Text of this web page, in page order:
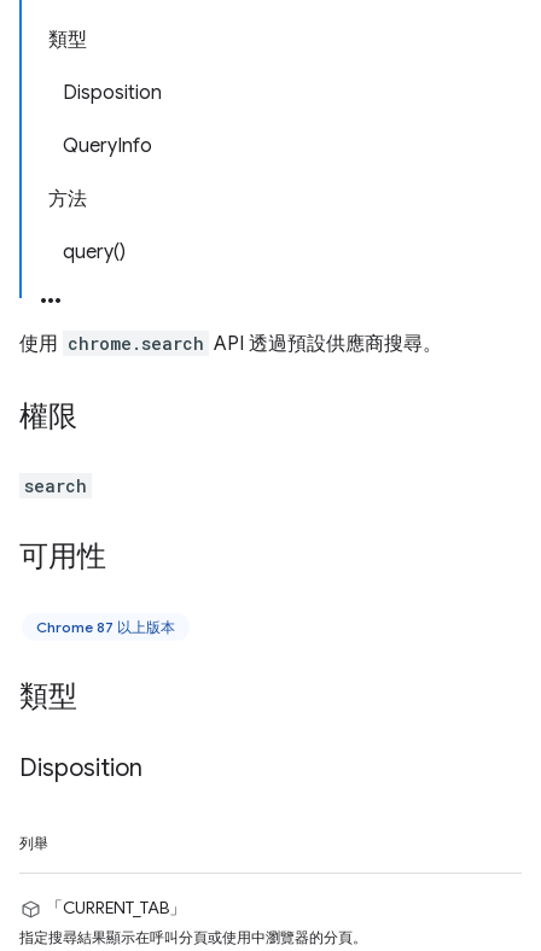
類型
Disposition
QueryInfo
方法
query()
使用 chrome.search API 透過預設供應商搜尋。
權限
search
可用性
Chrome 87 以上版本
類型
Disposition
列舉
「CURRENT_TAB」
指定搜尋結果顯示在呼叫分頁或使用中瀏覽器的分頁。